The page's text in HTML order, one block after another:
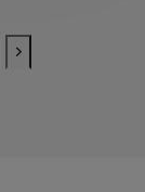
Next page